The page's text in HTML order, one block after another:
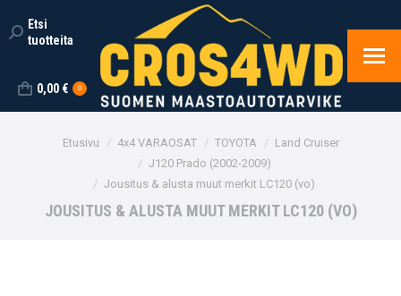
Search:
Etsi
tuotteita
0,00 € 0
You are here:
Etusivu 4x4 VARAOSAT TOYOTA
Land Cruiser
J120 Prado (2002-2009)
Jousitus & alusta muut merkit LC120 (vo)
JOUSITUS & ALUSTA MUUT MERKIT LC120 (VO)